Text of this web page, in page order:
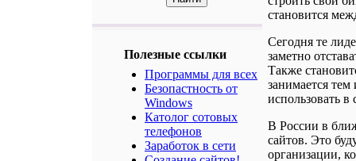
Полезные ссылки
Программы для всех
Безопастность от
Windows
Католог сотовых
телефонов
Заработок в сети
становится
Сегодня те
заметно
Также
занимается
использовать в
В России в
сайтов. Это
организации,